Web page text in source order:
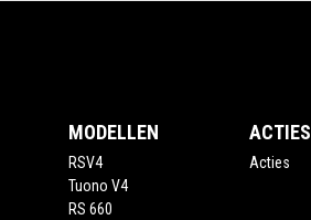
MODELLEN
RSV4
Tuono V4
RS 660
ACTIES
Acties